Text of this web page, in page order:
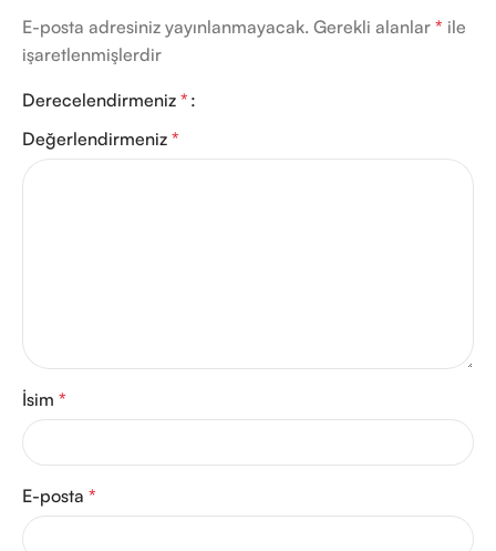
E-posta adresiniz yayınlanmayacak. Gerekli alanlar * ile
işaretlenmişlerdir
Derecelendirmeniz *
Değerlendirmeniz *
İsim *
E-posta *